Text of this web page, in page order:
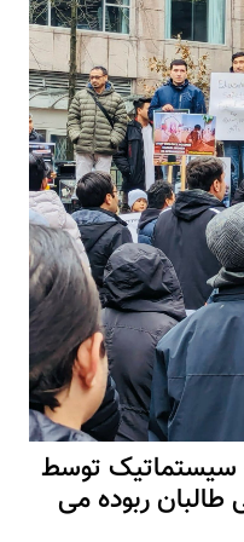
سیستماتیک توسط
طالبان ربوده می